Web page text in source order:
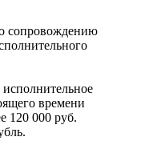
сопровождению
времени
120 000 руб.